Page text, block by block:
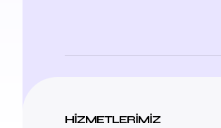
HIZMETLERIMIZ